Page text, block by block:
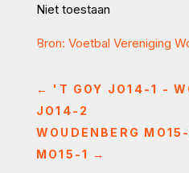
Niet toestaan
Bron: Voetbal Vereniging
← 'T GOY JO14-1 -
JO14-2
WOUDENBERG
MO15-1 →